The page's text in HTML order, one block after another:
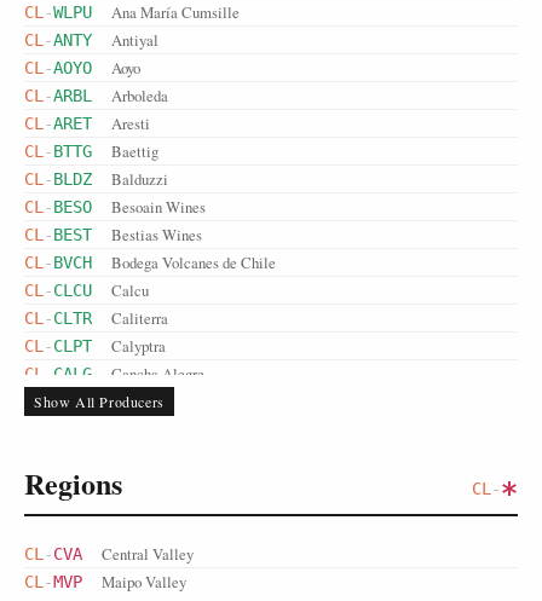
CL -WLPU Ana María Cumsille
CL -ANTY Antiyal
CL -AOYO Aoyo
CL -ARBL Arboleda
CL -ARET Aresti
CL -BTTG Baettig
CL -BLDZ Balduzzi
CL -BESO Besoain Wines
CL -BEST Bestias Wines
CL -BVCH Bodega Volcanes de Chile
CL -CLCU Calcu
CL -CLTR Caliterra
CL -CLPT Calyptra
CL CALG Cancha Alegre
CL-CMOL Carter Mollenhauer
CL-CLAP Casa Lapostolle
CL-CMRN Casa Marin
Casas Patronales
Casas del Bosque
Show All Producers
Regions CL -
CL -CVA Central Valley
CL -MVP Maipo Valley